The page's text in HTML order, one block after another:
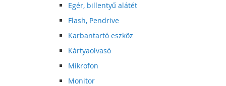
Egér, billentyű alátét
Flash, Pendrive
Karbantartó eszköz
Kártyaolvasó
Mikrofon
Monitor